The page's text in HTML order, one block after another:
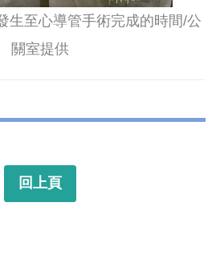
生至心導管手術完成的時間/公
關室提供
回上頁